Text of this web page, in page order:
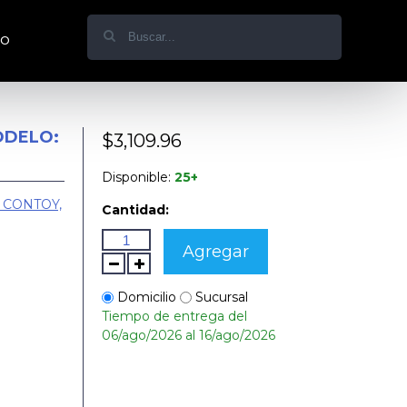
$3,109.96
Disponible: 25+
Cantidad:
Agregar
Domicilio
Sucursal
Tiempo de entrega del
06/ago/2026 al 16/ago/2026